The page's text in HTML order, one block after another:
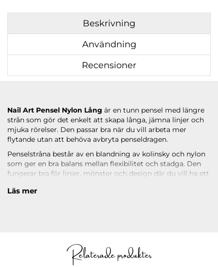
Beskrivning
Användning
Recensioner
Nail Art Pensel Nylon Lång är en tunn pensel med längre
strån som gör det enkelt att skapa långa, jämna linjer och
mjuka rörelser. Den passar bra när du vill arbeta mer
flytande utan att behöva avbryta penseldragen.
Penselstråna består av en blandning av kolinsky och nylon
som ger en bra balans mellan flexibilitet och stadga. Den
fungerar bra för linjer, mönster och design där du vill ha ett
bekvämt i handen och gör penseln enkel att arbeta med.
Läs mer
Relaterade produkter